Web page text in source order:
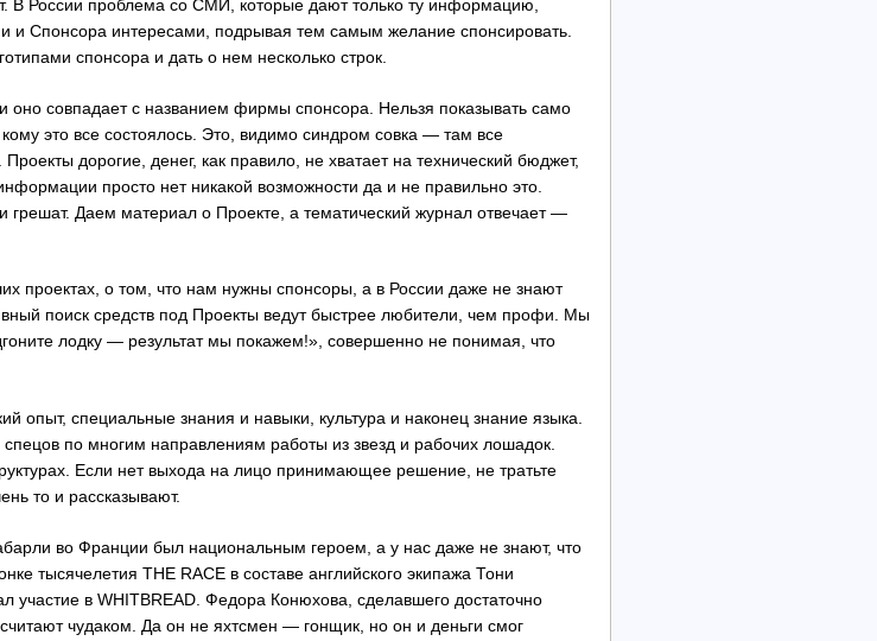
России проблема со СМИ, которые дают только ту информацию,
и Спонсора интересами, подрывая тем самым желание спонсировать.
спонсора и дать о нем несколько строк.
совпадает с названием фирмы спонсора. Нельзя показывать само
это все состоялось. Это, видимо синдром совка — там все
дорогие, денег, как правило, не хватает на технический бюджет,
просто нет никакой возможности да и не правильно это.
Даем материал о Проекте, а тематический журнал отвечает —
проектах, о том, что нам нужны спонсоры, а в России даже не знают
поиск средств под Проекты ведут быстрее любители, чем профи. Мы
лодку — результат мы покажем!», совершенно не понимая, что
опыт, специальные знания и навыки, культура и наконец знание языка.
по многим направлениям работы из звезд и рабочих лошадок.
Если нет выхода на лицо принимающее решение, не тратьте
то и рассказывают.
во Франции был национальным героем, а у нас даже не знают, что
тысячелетия THE RACE в составе английского экипажа Тони
участие в WHITBREAD. Федора Конюхова, сделавшего достаточно
чудаком. Да он не яхтсмен — гонщик, но он и деньги смог